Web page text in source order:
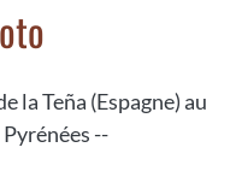
la Teña (Espagne) au
--